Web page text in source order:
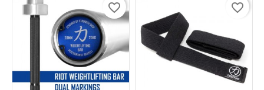
favorite_border favorite_border